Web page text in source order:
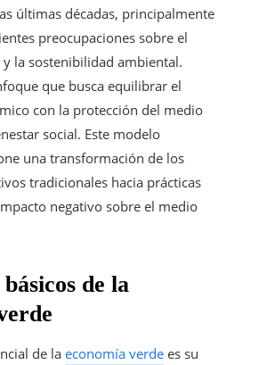
últimas décadas, principalmente
preocupaciones sobre el
la sostenibilidad ambiental.
que busca equilibrar el
con la protección del medio
social. Este modelo
una transformación de los
tradicionales hacia prácticas
negativo sobre el medio
de la
de la economía verde es su